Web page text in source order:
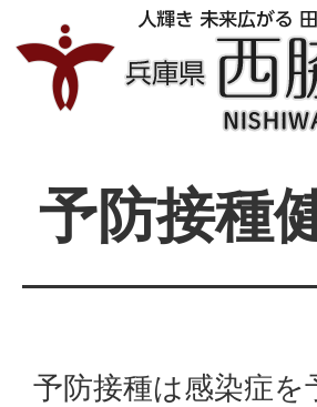
予防接種
予防接種は感染症